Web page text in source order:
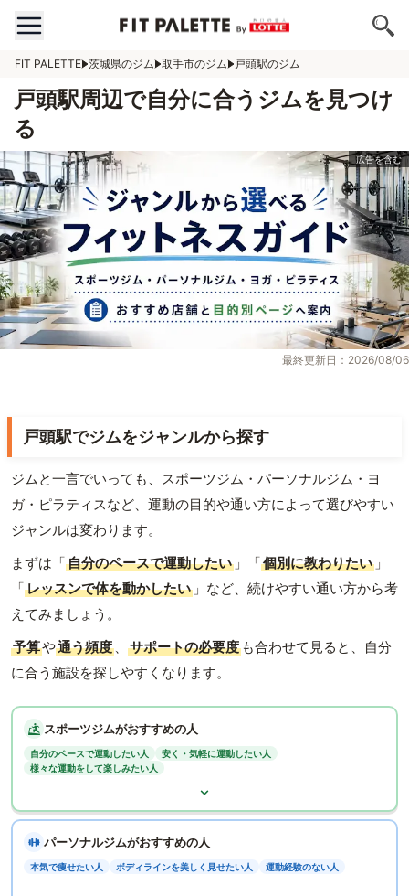
FIT PALETTE 茨城県のジム 取手市のジム 戸頭駅のジム
戸頭駅周辺で自分に合うジムを見つけ
る
最終更新日：2026/08/06
戸頭駅でジムをジャンルから探す
ジムと一言でいっても、スポーツジム・パーソナルジム・ヨ
ガ・ピラティスなど、運動の目的や通い方によって選びやすい
ジャンルは変わります。
まずは「自分のペースで運動したい 」「個別に教わりたい 」
「レッスンで体を動かしたい 」など、続けやすい通い方から考
えてみましょう。
予算や通う頻度 、 サポートの必要度 も合わせて見ると、自分
に合う施設を探しやすくなります。
スポーツジムがおすすめの人
自分のペースで運動したい人
安く・気軽に運動したい人
様々な運動をして楽しみたい人
パーソナルジムがおすすめの人
本気で痩せたい人 ボディラインを美しく見せたい人 運動経験のない人